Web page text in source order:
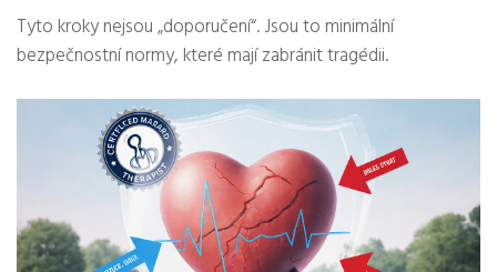
Tyto kroky nejsou „doporučení“. Jsou to minimální
bezpečnostní normy, které mají zabránit tragédii.